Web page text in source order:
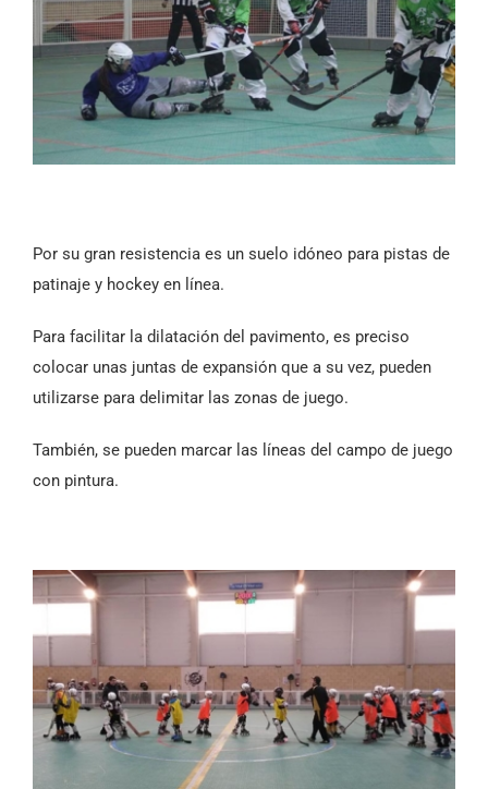
Por su gran resistencia es un suelo idóneo para pistas de
patinaje y hockey en línea.
Para facilitar la dilatación del pavimento, es preciso
colocar unas juntas de expansión que a su vez, pueden
utilizarse para delimitar las zonas de juego.
También, se pueden marcar las líneas del campo de juego
con pintura.